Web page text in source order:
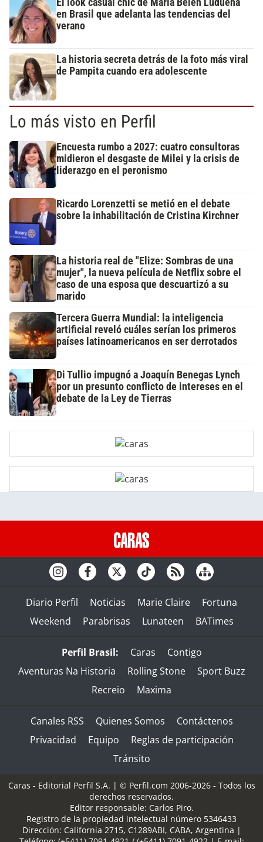
en Brasil que adelanta las tendencias del
verano
La historia secreta detrás de la foto más viral
de Pampita cuando era adolescente
Lo más visto en Perfil
Encuesta rumbo a 2027: cuatro consultoras
midieron el desgaste de Milei y la crisis de
liderazgo en el peronismo
Ricardo Lorenzetti se metió en el debate
sobre la inhabilitación de Cristina Kirchner
La historia real de "Elize: Sombras de una
mujer", la nueva película de Netflix sobre el
caso de una esposa que descuartizó a su
marido
Tercera Guerra Mundial: la inteligencia
artificial reveló cuáles serían los primeros
países latinoamericanos en ser derrotados
Di Tullio impugnó a Joaquín Benegas Lynch
por un presunto conflicto de intereses en el
debate de la Ley de Tierras
Diario Perfil Noticias Marie Claire
Fortuna
Weekend
Parabrisas Lunateen BATimes
Perfil Brasil: Caras
Contigo
Aventuras Na Historia
Rolling Stone
Sport Buzz
Recreio
Maxima
Canales RSS Quienes Somos
Contáctenos
Privacidad
Equipo
Reglas de participación
Tránsito
Caras - Editorial Perfil S.A. | © Perfil.com 2006-2026 - Todos los
derechos reservados.
Editor responsable: Carlos Piro.
Registro de la propiedad intelectual número 5346433
Dirección: California 2715, C1289ABI, CABA, Argentina |